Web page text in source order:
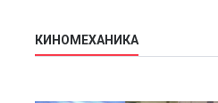
КИНОМЕХАНИКА